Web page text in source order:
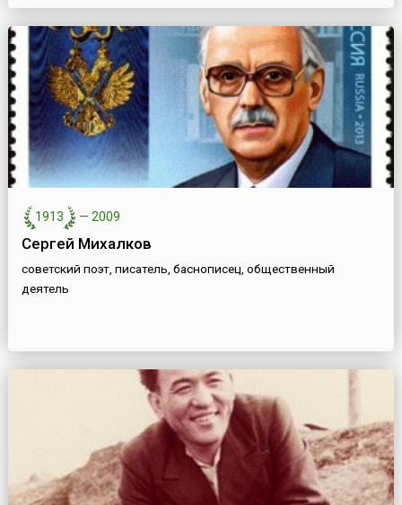
1913 — 2009
Сергей Михалков
советский поэт, писатель, баснописец, общественный
деятель